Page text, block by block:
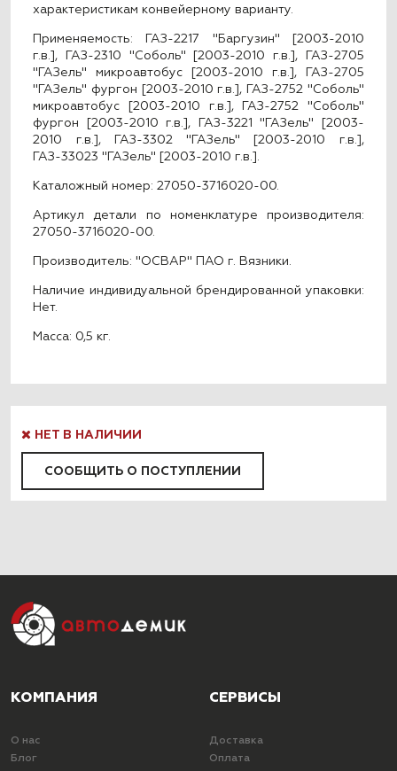
характеристикам конвейерному варианту.
Применяемость: ГАЗ-2217 "Баргузин" [2003-2010
г.в.], ГАЗ-2310 "Соболь" [2003-2010 г.в.], ГАЗ-2705
"ГАЗель" микроавтобус [2003-2010 г.в.], ГАЗ-2705
"ГАЗель" фургон [2003-2010 г.в.], ГАЗ-2752 "Соболь"
микроавтобус [2003-2010 г.в.], ГАЗ-2752 "Соболь"
фургон [2003-2010 г.в.], ГАЗ-3221 "ГАЗель" [2003-
2010 г.в.], ГАЗ-3302 "ГАЗель" [2003-2010 г.в.],
ГАЗ-33023 "ГАЗель" [2003-2010 г.в.].
Каталожный номер: 27050-3716020-00.
Артикул детали по номенклатуре производителя:
27050-3716020-00.
Производитель: "ОСВАР" ПАО г. Вязники.
Наличие индивидуальной брендированной упаковки:
Нет.
Масса: 0,5 кг.
НЕТ В НАЛИЧИИ
СООБЩИТЬ О ПОСТУПЛЕНИИ
КОМПАНИЯ
О нас
Блог
СЕРВИСЫ
Доставка
Оплата